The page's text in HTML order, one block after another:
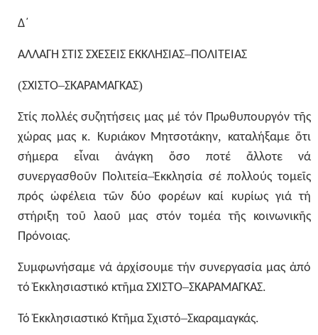
Δ΄
ΑΛΛΑΓΗ ΣΤΙΣ ΣΧΕΣΕΙΣ ΕΚΚΛΗΣΙΑΣ–ΠΟΛΙΤΕΙΑΣ
(ΣΧΙΣΤΟ–ΣΚΑΡΑΜΑΓΚΑΣ)
Στίς πολλές συζητήσεις μας μέ τόν Πρωθυπουργόν τῆς
χώρας μας κ. Κυριάκον Μητσοτάκην, καταλήξαμε ὅτι
σήμερα
εἶναι ἀνάγκη ὅσο ποτέ ἄλλοτε
νά
συνεργασθοῦν Πολιτεία–Ἐκκλησία σέ πολλούς τομεῖς
πρός ὠφέλεια τῶν δύο φορέων καί κυρίως γιά τή
στήριξη
τοῦ λαοῦ μας στόν τομέα τῆς
κοινωνικῆς
Πρόνοιας.
Συμφωνήσαμε νά ἀρχίσουμε τήν συνεργασία μας ἀπό
τό Ἐκκλησιαστικό κτῆμα ΣΧΙΣΤΟ–ΣΚΑΡΑΜΑΓΚΑΣ.
Τό Ἐκκλησιαστικό Κτῆμα Σχιστό–Σκαραμαγκάς.